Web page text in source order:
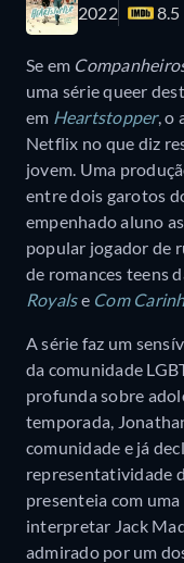
2022 8.5
Se em
uma série queer
em Heartstopper, o
Netflix no que diz
jovem. Uma
entre dois garotos
empenhado aluno
popular jogador de
de romances teens
Royalse Com
A série faz um
da comunidade
profunda sobre
temporada,
comunidade e já
representatividade
presenteia com
interpretar Jack
admirado por um